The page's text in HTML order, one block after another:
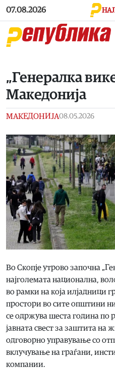
Skip to main content
07.08.2026
„Генералка
Македонија
МАКЕДОНИЈА08.05.2026
Во Скопје утрово започна
најголемата национална,
во рамки на која илјадници
простори во сите општини
се одржува шеста година по
јавната свест за заштита на
одговорно управување со
вклучување на граѓани,
компании.